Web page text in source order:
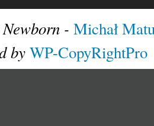
- Michał
byWP-CopyRightPro